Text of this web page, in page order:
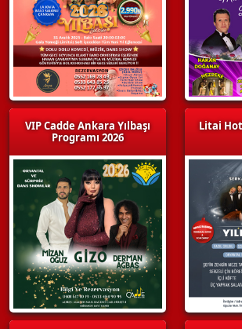
VIP Cadde Ankara Yılbaşı
Programı 2026
Litai